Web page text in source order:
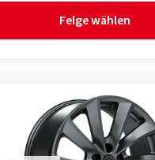
Felge wählen